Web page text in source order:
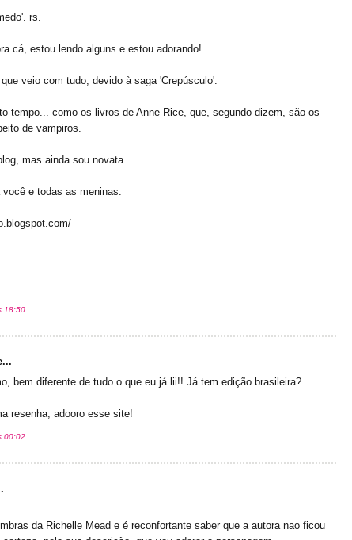
rs.
cá, estou lendo alguns e estou adorando!
veio com tudo, devido à saga 'Crepúsculo'.
tempo... como os livros de Anne Rice, que, segundo dizem, são os
de vampiros.
mas ainda sou novata.
você e todas as meninas.
18:50
bem diferente de tudo o que eu já lii!! Já tem edição brasileira?
resenha, adooro esse site!
00:02
da Richelle Mead e é reconfortante saber que a autora nao ficou